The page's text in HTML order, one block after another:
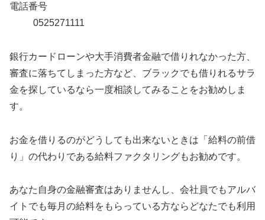
電話番号
0525271111
銀行カードローンや大手消費者金融で借りれなかった方、
審査に落ちてしまった方など、ブラックでも借りれるサラ
金を探しているなら一度相談してみることをお勧めしま
す。
お金を借りるのがどうしても出来ないときは「給料の前借
り」の代わりである給料ファクタリングもお勧めです。
あなた自身の金融審査はありませんし、会社員でもアルバ
イトでも毎月の給料をもらっている方ならどなたでも利用